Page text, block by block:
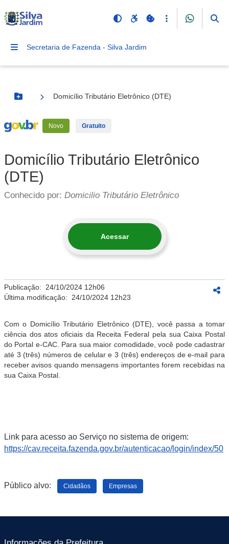
Secretaria de Fazenda - Silva Jardim
Botão Menu
Domicílio Tributário Eletrônico (DTE)
Serviço ExternoNovo Gratuito
Domicílio Tributário Eletrônico
(DTE)
Conhecido por: Domicilio Tributário Eletrônico
Acessar
Publicação: 24/10/2024 12h06
Última modificação: 24/10/2024 12h23
Com o Domicílio Tributário Eletrônico (DTE), você passa a tomar
ciência dos atos oficiais da Receita Federal pela sua Caixa Postal
do Portal e-CAC. Para sua maior comodidade, você pode cadastrar
até 3 (três) números de celular e 3 (três) endereços de e-mail para
receber avisos quando mensagens importantes forem recebidas na
sua Caixa Postal.
Link para acesso ao Serviço no sistema de origem:
https://cav.receita.fazenda.gov.br/autenticacao/login/index/50
Público alvo: Cidadãos Empresas